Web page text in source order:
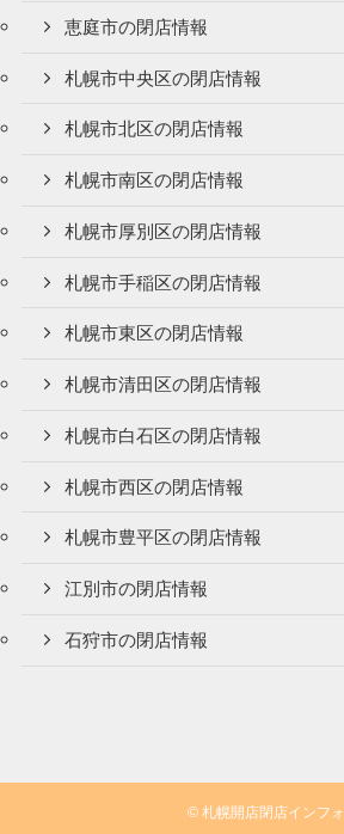
恵庭市の閉店情報
札幌市中央区の閉店情報
札幌市北区の閉店情報
札幌市南区の閉店情報
札幌市厚別区の閉店情報
札幌市手稲区の閉店情報
札幌市東区の閉店情報
札幌市清田区の閉店情報
札幌市白石区の閉店情報
札幌市西区の閉店情報
札幌市豊平区の閉店情報
江別市の閉店情報
石狩市の閉店情報
©札幌開店閉店インフォ.